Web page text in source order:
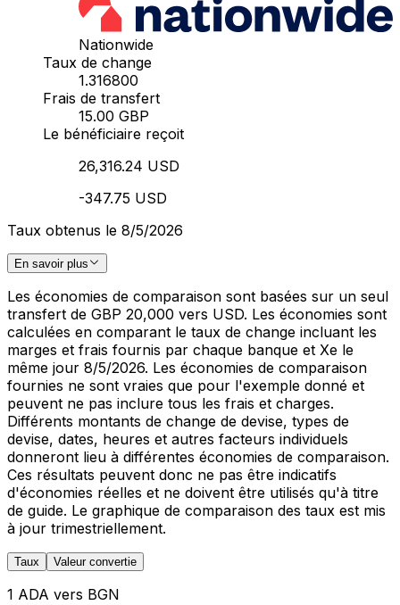
Nationwide
Taux de change
1.316800
Frais de transfert
15.00 GBP
Le bénéficiaire reçoit
26,316.24 USD
-347.75 USD
Taux obtenus le 8/5/2026
En savoir plus
Les économies de comparaison sont basées sur un seul
transfert de GBP 20,000 vers USD. Les économies sont
calculées en comparant le taux de change incluant les
marges et frais fournis par chaque banque et Xe le
même jour 8/5/2026. Les économies de comparaison
fournies ne sont vraies que pour l'exemple donné et
peuvent ne pas inclure tous les frais et charges.
Différents montants de change de devise, types de
devise, dates, heures et autres facteurs individuels
donneront lieu à différentes économies de comparaison.
Ces résultats peuvent donc ne pas être indicatifs
d'économies réelles et ne doivent être utilisés qu'à titre
de guide. Le graphique de comparaison des taux est mis
à jour trimestriellement.
Taux Valeur convertie
1 ADA vers BGN